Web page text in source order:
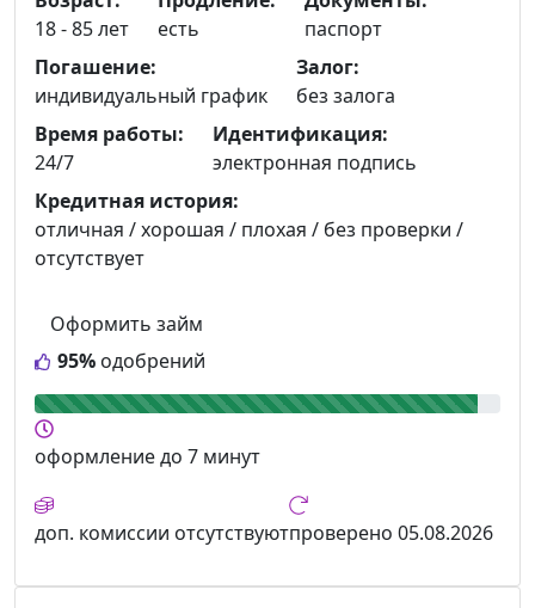
95% одобрений
Оформить займ
18 - 85 лет
есть
паспорт
Погашение:
индивидуальный график
Залог:
без залога
Время работы:
24/7
Идентификация:
электронная подпись
Кредитная история:
отличная / хорошая / плохая / без проверки /
отсутствует
оформлениедо 7 минут
доп. комиссии отсутствуютпроверено 05.08.2026